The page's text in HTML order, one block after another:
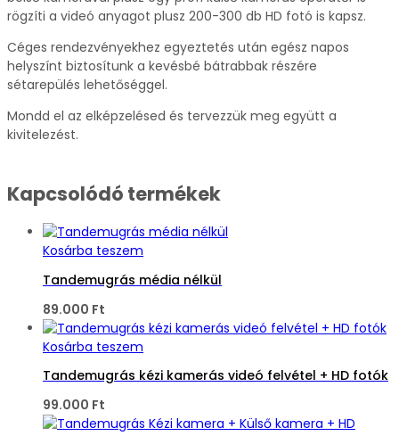
rögzíti a videó anyagot plusz 200-300 db HD fotó is kapsz.
Céges rendezvényekhez egyeztetés után egész napos
helyszínt biztosítunk a kevésbé bátrabbak részére
sétarepülés lehetőséggel.
Mondd el az elképzelésed és tervezzük meg együtt a
kivitelezést.
Kapcsolódó termékek
Kosárba teszem
Tandemugrás média nélkül
89.000 Ft
Kosárba teszem
Tandemugrás kézi kamerás videó felvétel + HD fotók
99.000 Ft